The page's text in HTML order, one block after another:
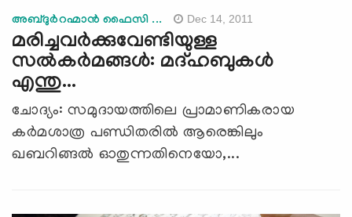
അബ്ദുര്‍റഹ്മാന്‍ ഫൈസി ... Dec 14, 2011
മരിച്ചവര്‍ക്കുവേണ്ടിയുള്ള
സല്‍കര്‍മങ്ങള്‍: മദ്ഹബുകള്‍
എന്തു...
ചോദ്യം: സമുദായത്തിലെ പ്രാമാണികരായ
കര്‍മശാത്ര പണ്ഡിതരില്‍ ആരെങ്കിലും
ഖബറിങ്ങല്‍ ഓതുന്നതിനെയോ,...